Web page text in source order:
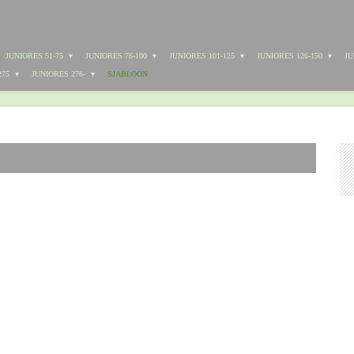
JUNIORES 51-75 JUNIORES 76-100 JUNIORES 101-125 JUNIORES 126-150
JUNIORES 276- SJABLOON